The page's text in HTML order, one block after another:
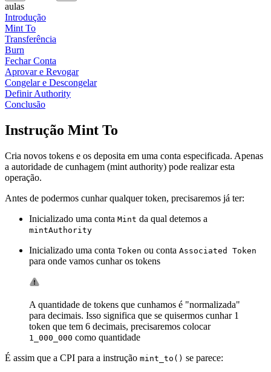
aulas
Introdução
Mint To
Transferência
Burn
Fechar Conta
Aprovar e Revogar
Congelar e Descongelar
Definir Authority
Conclusão
Instrução Mint To
Cria novos tokens e os deposita em uma conta especificada. Apenas
a autoridade de cunhagem (mint authority) pode realizar esta
operação.
Antes de podermos cunhar qualquer token, precisaremos já ter:
Inicializado uma conta Mint da qual detemos a
mintAuthority
Inicializado uma conta Token ou conta Associated Token
para onde vamos cunhar os tokens
A quantidade de tokens que cunhamos é "normalizada"
para decimais. Isso significa que se quisermos cunhar 1
token que tem 6 decimais, precisaremos colocar
1_000_000 como quantidade
É assim que a CPI para a instrução mint_to() se parece: